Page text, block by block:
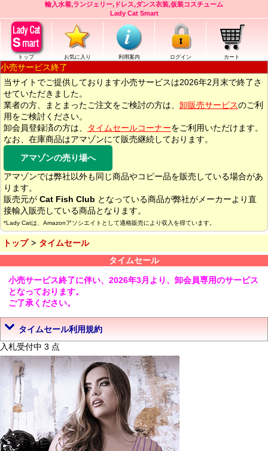
輸入水着,ランジェリー,ドレス,ダンス衣装,仮装コスチューム
Lady Cat Smart
トップ お気に入り 利用案内 ログイン カート
小売サービス終了
当サイトでご提供しております小売サービスは2026年2月末で終了さ
せていただきました。
業者の方、まとまったご注文をご検討の方は、 卸販売サービスのご利
用をご検討ください。
卸会員登録済の方は、
タイムセールコーナーをご利用いただけます。
なお、在庫商品はアマゾンにて販売継続しております。
アマゾンの売り場へ
アマゾンでは弊社以外も同じ商品やコピー品を販売している場合があ
ります。
販売元が Cat Fish Club となっている商品が弊社がメーカーより直
接輸入販売している商品となります。
*Lady Catは、Amazonアソシエイトとして適格販売により収入を得ています。
トップ
タイムセール
タイムセール
小売サービス終了に伴い、2026年3月より、卸会員専用のサービス
となっております。
ご了承ください。
タイムセール利用規約
入札受付中 3 点